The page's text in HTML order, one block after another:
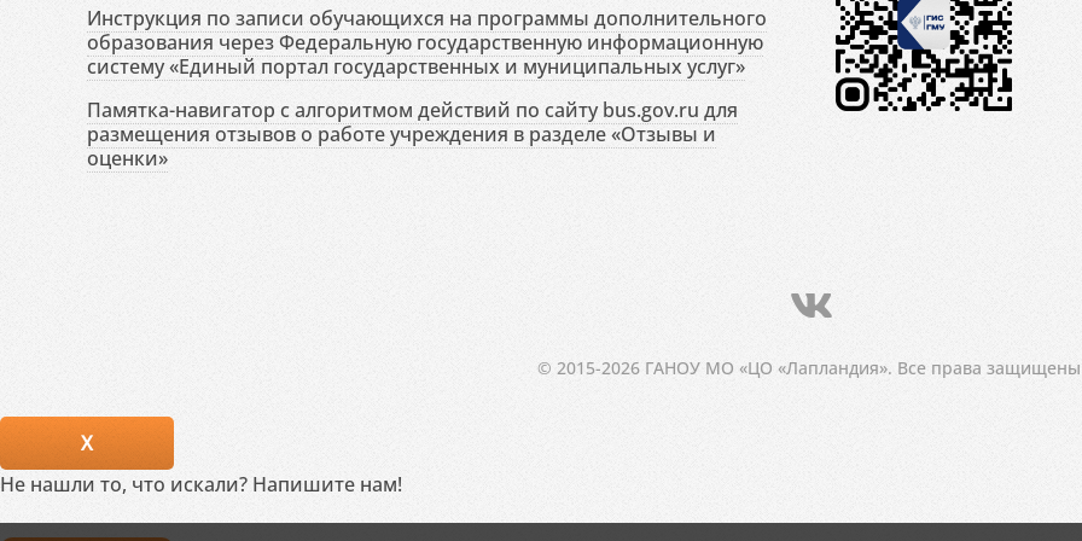
Инструкция по записи обучающихся на программы дополнительного
образования через Федеральную государственную информационную
систему «Единый портал государственных и муниципальных услуг»
Памятка-навигатор с алгоритмом действий по сайту bus.gov.ru для
размещения отзывов о работе учреждения в разделе «Отзывы и
оценки»
© 2015-2026 ГАНОУ МО «ЦО «Лапландия». Все права
X
Не нашли то, что искали? Напишите нам!